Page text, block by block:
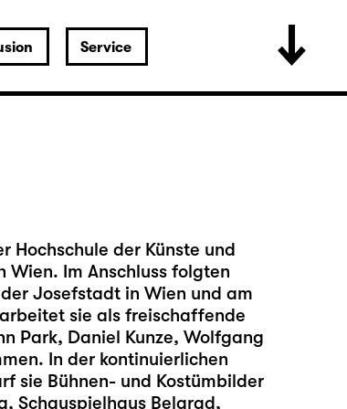
Service
Hochschule der Künste und
Im Anschluss folgten
Josefstadt in Wien und am
sie als freischaffende
Park, Daniel Kunze, Wolfgang
In der kontinuierlichen
sie Bühnen- und Kostümbilder
Schauspielhaus Belgrad,